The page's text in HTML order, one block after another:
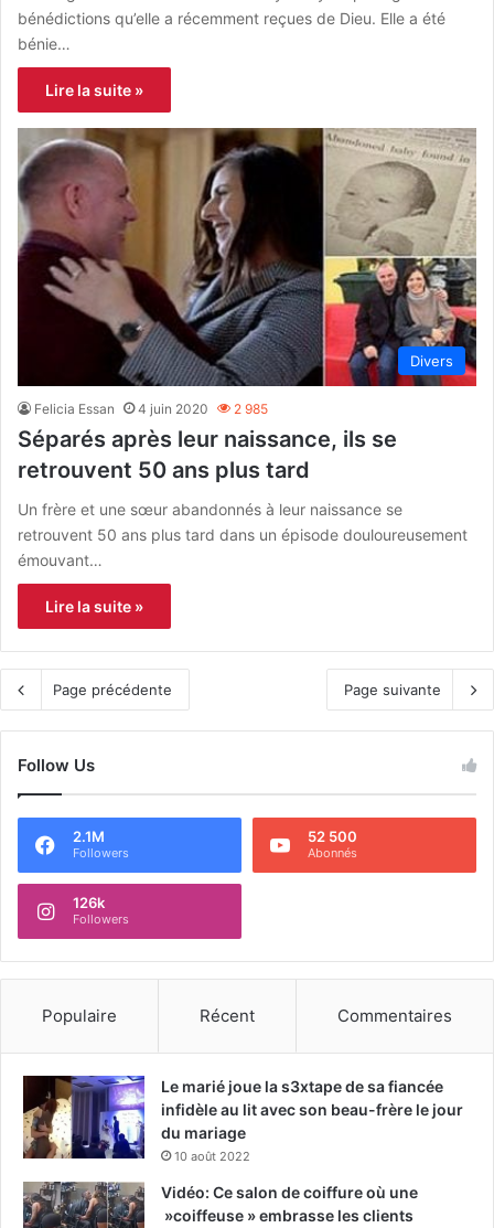
bénédictions qu’elle a récemment reçues de Dieu. Elle a été
bénie…
Lire la suite »
Divers
Felicia Essan 4 juin 2020 2 985
Séparés après leur naissance, ils se
retrouvent 50 ans plus tard
Un frère et une sœur abandonnés à leur naissance se
retrouvent 50 ans plus tard dans un épisode douloureusement
émouvant…
Lire la suite »
Page précédente Page suivante
Follow Us
2.1M
Followers
52 500
Abonnés
126k
Followers
Populaire Récent Commentaires
Le marié joue la s3xtape de sa fiancée
infidèle au lit avec son beau-frère le jour
du mariage
10 août 2022
Vidéo: Ce salon de coiffure où une
»coiffeuse » embrasse les clients